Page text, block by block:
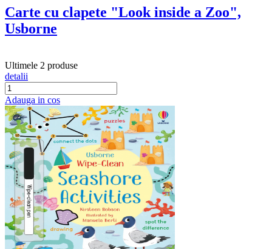
Carte cu clapete "Look inside a Zoo",
Usborne
Ultimele 2 produse
detalii
Adauga in cos